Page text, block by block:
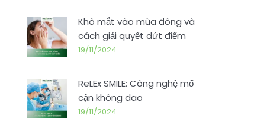
Khô mắt vào mùa đông và
cách giải quyết dứt điểm
19/11/2024
ReLEx SMILE: Công nghệ mổ
cận không dao
19/11/2024